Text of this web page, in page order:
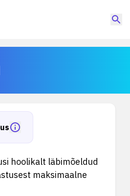
hoolikalt läbimõeldud
maksimaalne